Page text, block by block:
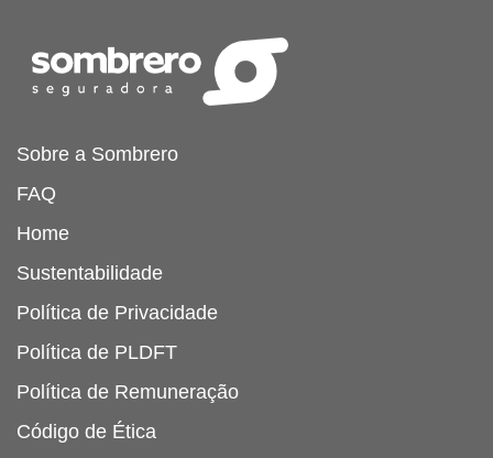
Sobre a Sombrero
FAQ
Home
Sustentabilidade
Política de Privacidade
Política de PLDFT
Política de Remuneração
Código de Ética